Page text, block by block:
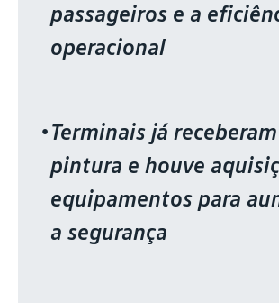
passageiros e a
operacional
Terminais já
pintura e houve
equipamentos para
a segurança